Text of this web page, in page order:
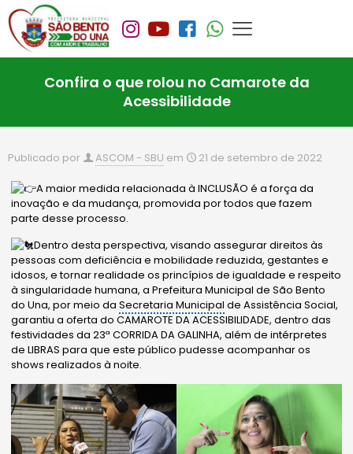
Confira o que rolou no Camarote da
Acessibilidade
Publicado por ASCOM - SBU em 21 de setembro de 2022
A maior medida relacionada à INCLUSÃO é a força da
inovação e da mudança, promovida por todos que fazem
parte desse processo.
Dentro desta perspectiva, visando assegurar direitos às
pessoas com deficiência e mobilidade reduzida, gestantes e
idosos, e tornar realidade os princípios de igualdade e respeito
à singularidade humana, a Prefeitura Municipal de São Bento
do Una, por meio daSecretaria Municipal de Assistência Social,
garantiu a oferta do CAMAROTE DA ACESSIBILIDADE, dentro das
festividades da 23ª CORRIDA DA GALINHA, além de intérpretes
de LIBRAS para que este público pudesse acompanhar os
shows realizados à noite.